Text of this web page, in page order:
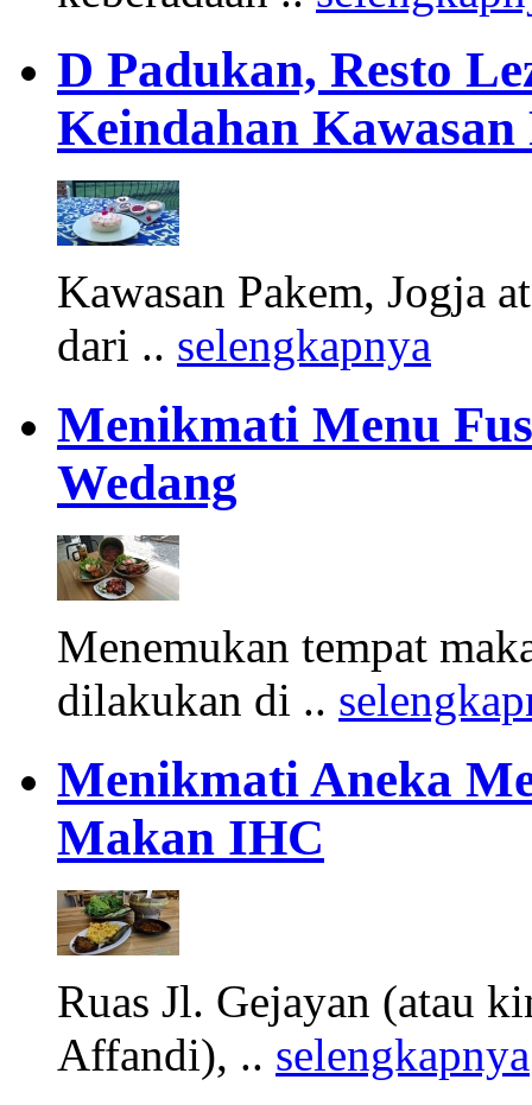
D Padukan, Resto
Keindahan Kawasan
Kawasan Pakem, Jogja
dari .. selengkapnya
Menikmati Menu
Wedang
Menemukan tempat
dilakukan di ..
Menikmati Aneka
Makan IHC
Ruas Jl. Gejayan (atau
Affandi), .. selengkapnya